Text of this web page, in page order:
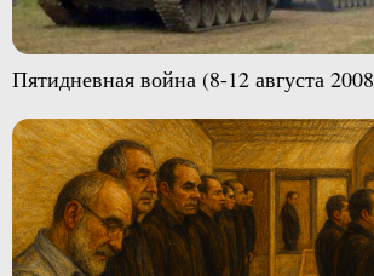
Пятидневная война (8-12 августа